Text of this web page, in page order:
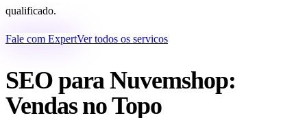
qualificado.
Fale com ExpertVer todos os servicos
SEO para Nuvemshop:
Vendas no Topo